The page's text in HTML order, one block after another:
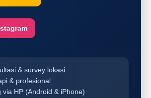
& survey lokasi
& profesional
via HP (Android & iPhone)